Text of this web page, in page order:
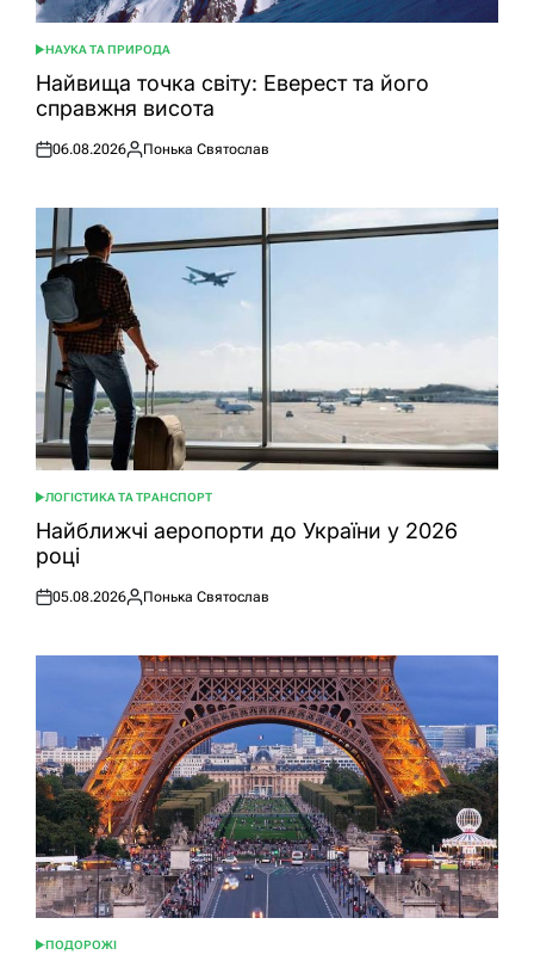
ОПУБЛІКУВАТИ
У
НАУКА ТА ПРИРОДА
Найвища точка світу: Еверест та його
справжня висота
Оприлюднено
06.08.2026
Опубліковано
Понька Святослав
ОПУБЛІКУВАТИ
У
ЛОГІСТИКА ТА ТРАНСПОРТ
Найближчі аеропорти до України у 2026
році
Оприлюднено
05.08.2026
Опубліковано
Понька Святослав
ОПУБЛІКУВАТИ
ПОДОРОЖІ